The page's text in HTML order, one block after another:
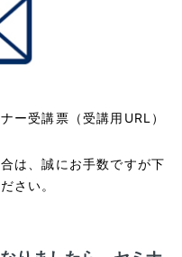
ー受講票（受講用URL）
は、誠にお手数ですが下
さい。